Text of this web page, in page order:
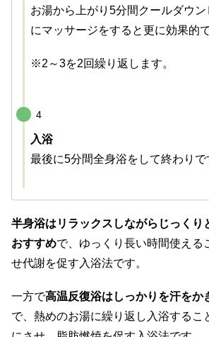
お湯から上がり5分間クールダウ
にマッサージをすると更に効果的で
※2～3を2回繰り返します。
4
入浴
最後に5分間全身浴をして終わりで
半身浴はリラックスしながらじっくり
おすすめで、ゆっくり長い時間使える
せ代謝を促す入浴法です。
一方で高温反復浴はしっかりを汗をか
で、熱めのお湯に繰り返し入浴するこ